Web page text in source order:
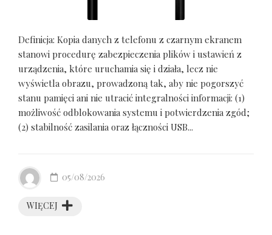
Definicja: Kopia danych z telefonu z czarnym ekranem
stanowi procedurę zabezpieczenia plików i ustawień z
urządzenia, które uruchamia się i działa, lecz nie
wyświetla obrazu, prowadzoną tak, aby nie pogorszyć
stanu pamięci ani nie utracić integralności informacji: (1)
możliwość odblokowania systemu i potwierdzenia zgód;
(2) stabilność zasilania oraz łączności USB...
WIĘCEJ
05/08/2026